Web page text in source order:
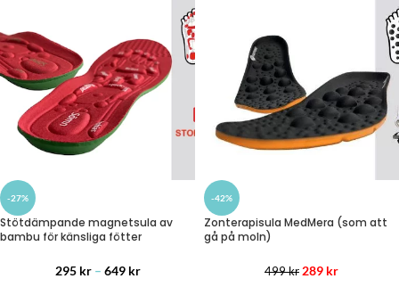
-27%
Stötdämpande magnetsula av
bambu för känsliga fötter
295 kr – 649 kr
-42%
Zonterapisula MedMera (som att
gå på moln)
499kr 289 kr